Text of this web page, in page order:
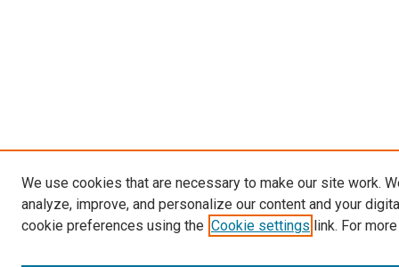
We use cookies that are necessary to make our site work.
analyze, improve, and personalize our content and your
cookie preferences using the Cookie settings link. For